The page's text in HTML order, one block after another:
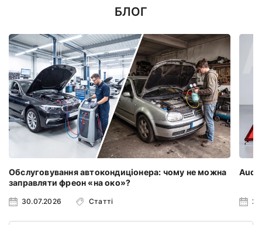
БЛОГ
Обслуговування автокондиціонера: чому не можна
заправляти фреон «на око»?
30.07.2026 Статті
Audi